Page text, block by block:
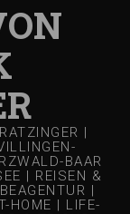
|
BAAR
| REISEN &
|
HOME | LIFE-